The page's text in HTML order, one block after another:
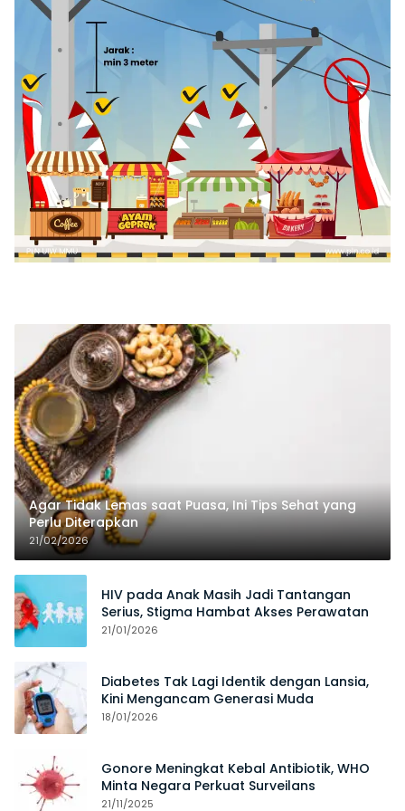
Agar Tidak Lemas saat Puasa, Ini Tips Sehat yang
Perlu Diterapkan
21/02/2026
HIV pada Anak Masih Jadi Tantangan
Serius, Stigma Hambat Akses Perawatan
21/01/2026
Diabetes Tak Lagi Identik dengan Lansia,
Kini Mengancam Generasi Muda
18/01/2026
Gonore Meningkat Kebal Antibiotik, WHO
Minta Negara Perkuat Surveilans
21/11/2025